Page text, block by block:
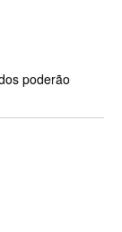
poderão